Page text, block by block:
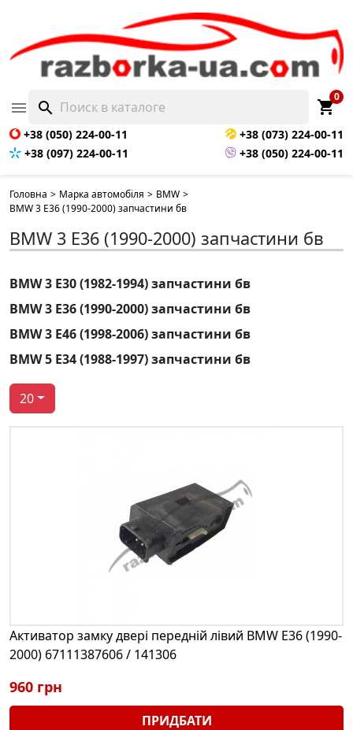
 search shopping_cart
0
+38 (050) 224-00-11
+38 (073) 224-00-11
+38 (097) 224-00-11
+38 (050) 224-00-11
Головна > Марка автомобіля > BMW >
BMW 3 E36 (1990-2000) запчастини бв
BMW 3 E36 (1990-2000) запчастини бв
BMW 3 E30 (1982-1994) запчастини бв
BMW 3 E36 (1990-2000) запчастини бв
BMW 3 E46 (1998-2006) запчастини бв
BMW 5 E34 (1988-1997) запчастини бв
20
Активатор замку двері передній лівий BMW E36 (1990-
2000) 67111387606 / 141306
960 грн
ПРИДБАТИ